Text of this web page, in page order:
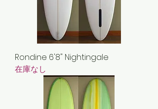
Rondine 6'8" Nightingale
在庫なし